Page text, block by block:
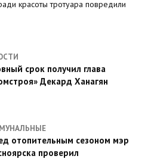
красоты тротуара повредили
срок получил глава
Декард Ханагян
отопительным сезоном мэр
проверил